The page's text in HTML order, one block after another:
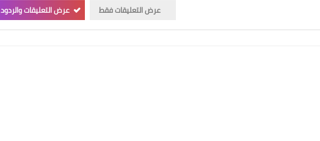
عرض التعليقات فقط عرض التعليقات والردود